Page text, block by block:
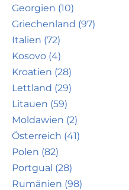
Georgien (10)
Griechenland (97)
Italien (72)
Kosovo (4)
Kroatien (28)
Lettland (29)
Litauen (59)
Moldawien (2)
Österreich (41)
Polen (82)
Portgual (28)
Rumänien (98)